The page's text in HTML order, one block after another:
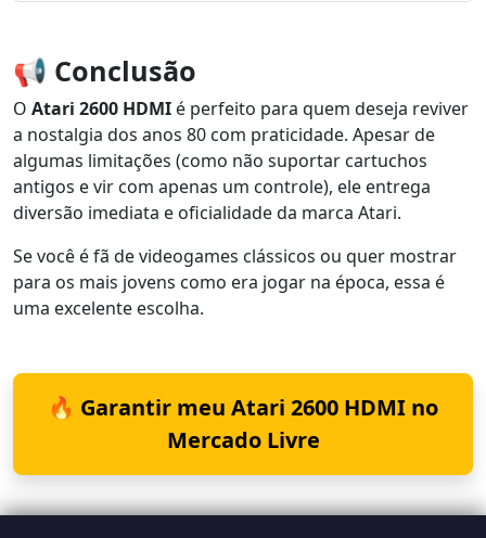
📢 Conclusão
O Atari 2600 HDMI é perfeito para quem deseja reviver
a nostalgia dos anos 80 com praticidade. Apesar de
algumas limitações (como não suportar cartuchos
antigos e vir com apenas um controle), ele entrega
diversão imediata e oficialidade da marca Atari.
Se você é fã de videogames clássicos ou quer mostrar
para os mais jovens como era jogar na época, essa é
uma excelente escolha.
🔥 Garantir meu Atari 2600 HDMI no
Mercado Livre